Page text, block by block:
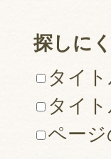
探しに
タイ
タイ
ペー